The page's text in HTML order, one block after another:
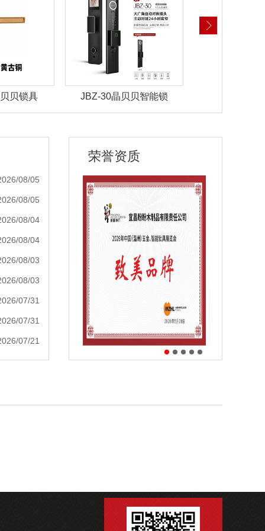
智能锁 JBZ-29晶贝贝智能锁
08/05
08/05
08/04
08/04
08/03
08/03
07/31
07/31
07/21
荣誉资质